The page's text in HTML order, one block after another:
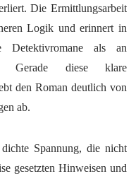
Die Ermittlungsarbeit
Logik und erinnert in
Detektivromane als an
Gerade diese klare
den Roman deutlich von
ab.
Spannung, die nicht
gesetzten Hinweisen und